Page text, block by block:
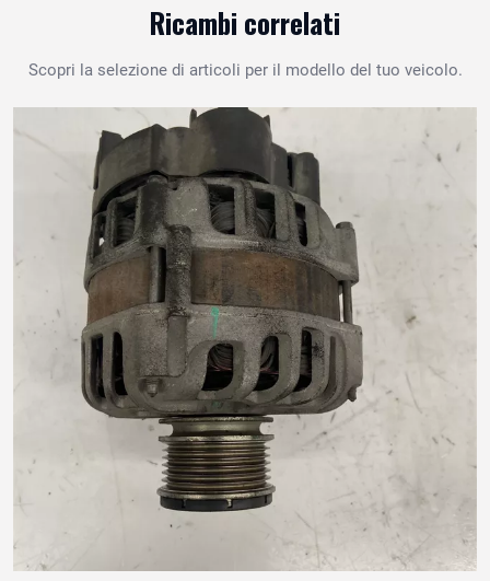
Ricambi correlati
Scopri la selezione di articoli per il modello del tuo veicolo.